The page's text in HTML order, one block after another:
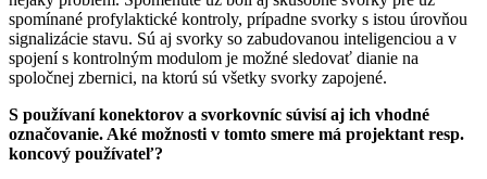
spomínané profylaktické kontroly, prípadne svorky s istou úrovňou
signalizácie stavu. Sú aj svorky so zabudovanou inteligenciou a v
spojení s kontrolným modulom je možné sledovať dianie na
spoločnej zbernici, na ktorú sú všetky svorky zapojené.
S používaní konektorov a svorkovníc súvisí aj ich vhodné
označovanie. Aké možnosti v tomto smere má projektant resp.
koncový používateľ?